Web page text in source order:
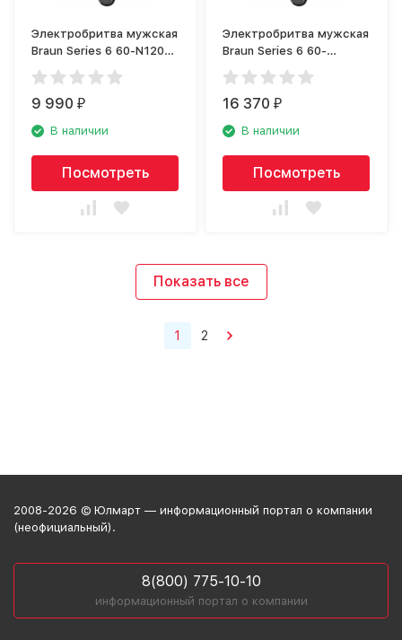
Электробритва мужская
Braun Series 6 60-N1200s
Noire
9 990₽
В наличии
Посмотреть
Электробритва мужская
Braun Series 6 60-
N4820cs Noire
16 370₽
В наличии
Посмотреть
Показать все
1 2
2008-2026 © Юлмарт — информационный портал о компании
(неофициальный).
8(800) 775-10-10
информационный портал о компании